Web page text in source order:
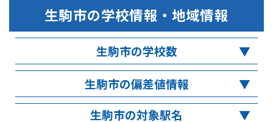
生駒市の学校情報・地域情報
生駒市の学校数
生駒市の偏差値情報
生駒市の対象駅名